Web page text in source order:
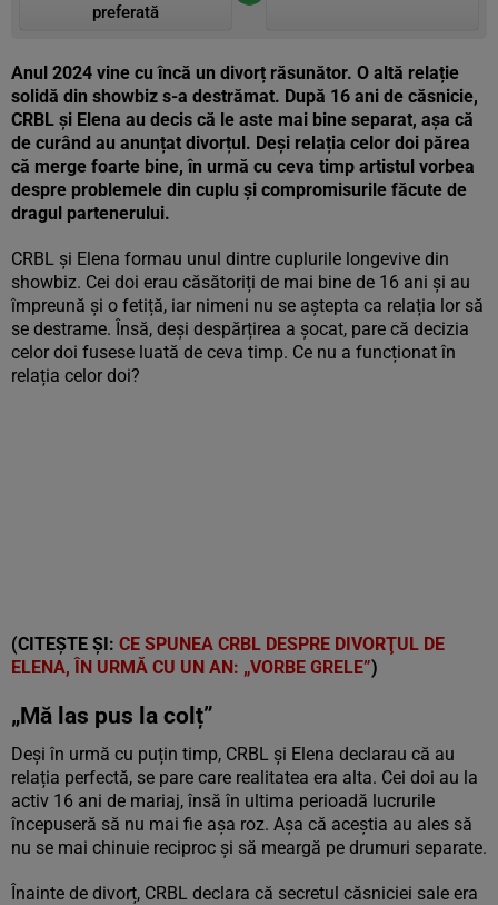
preferată
Anul 2024 vine cu încă un divorț răsunător. O altă relație
solidă din showbiz s-a destrămat. După 16 ani de căsnicie,
CRBL și Elena au decis că le aste mai bine separat, așa că
de curând au anunțat divorțul. Deși relația celor doi părea
că merge foarte bine, în urmă cu ceva timp artistul vorbea
despre problemele din cuplu și compromisurile făcute de
dragul partenerului.
CRBL și Elena formau unul dintre cuplurile longevive din
showbiz. Cei doi erau căsătoriți de mai bine de 16 ani și au
împreună și o fetiță, iar nimeni nu se aștepta ca relația lor să
se destrame. Însă, deși despărțirea a șocat, pare că decizia
celor doi fusese luată de ceva timp. Ce nu a funcționat în
relația celor doi?
(CITEȘTE ȘI: CE SPUNEA CRBL DESPRE DIVORŢUL DE
ELENA, ÎN URMĂ CU UN AN: „VORBE GRELE”)
„Mă las pus la colț”
Deși în urmă cu puțin timp, CRBL și Elena declarau că au
relația perfectă, se pare care realitatea era alta. Cei doi au la
activ 16 ani de mariaj, însă în ultima perioadă lucrurile
începuseră să nu mai fie așa roz. Așa că aceștia au ales să
nu se mai chinuie reciproc și să meargă pe drumuri separate.
Înainte de divorț, CRBL declara că secretul căsniciei sale era